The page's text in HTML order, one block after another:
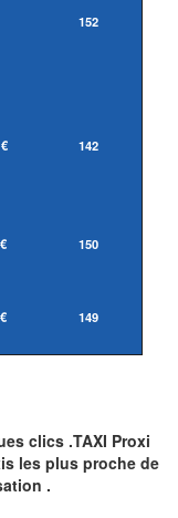
152
142
150
149
clics .TAXI Proxi
les plus proche de
.